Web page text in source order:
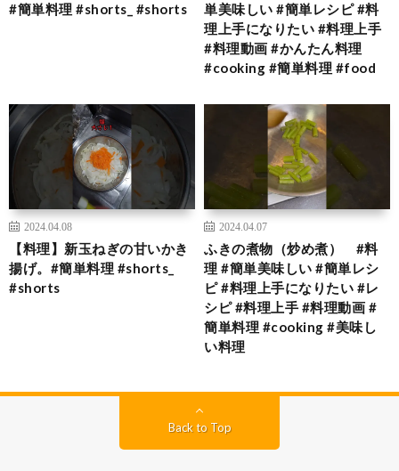
#簡単料理 #shorts_ #shorts
単美味しい #簡単レシピ #料
理上手になりたい #料理上手
#料理動画 #かんたん料理
#cooking #簡単料理 #food
2024.04.08
【料理】新玉ねぎの甘いかき
揚げ。#簡単料理 #shorts_
#shorts
2024.04.07
ふきの煮物（炒め煮） #料
理 #簡単美味しい #簡単レシ
ピ #料理上手になりたい #レ
シピ #料理上手 #料理動画 #
簡単料理 #cooking #美味し
い料理
Back to Top